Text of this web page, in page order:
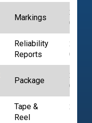
Markings
2021-
02-11
Reliability
Reports
2021-
05-20
Package
2024-
08-21
Tape &
Reel
2023-